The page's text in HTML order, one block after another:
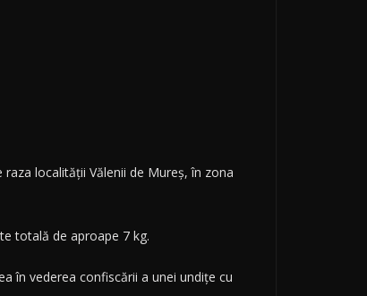
localităţii Vălenii de Mureș, în zona
totală de aproape 7 kg.
în vederea confiscării a unei undiţe cu